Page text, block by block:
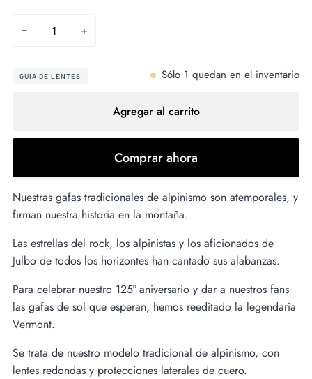
− +
GUÍA DE LENTES Sólo 1 quedan en el inventario
Agregar al carrito
Comprar ahora
Nuestras gafas tradicionales de alpinismo son atemporales, y
firman nuestra historia en la montaña.
Las estrellas del rock, los alpinistas y los aficionados de
Julbo de todos los horizontes han cantado sus alabanzas.
Para celebrar nuestro 125º aniversario y dar a nuestros fans
las gafas de sol que esperan, hemos reeditado la legendaria
Vermont.
Se trata de nuestro modelo tradicional de alpinismo, con
lentes redondas y protecciones laterales de cuero.